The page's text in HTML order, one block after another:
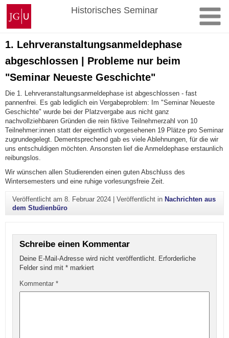
Zum
Inhalt
springen
Johannes
Gutenberg-
Universität
Mainz
Historisches Seminar
1. Lehrveranstaltungsanmeldephase
abgeschlossen | Probleme nur beim
"Seminar Neueste Geschichte"
Die 1. Lehrveranstaltungsanmeldephase ist abgeschlossen - fast
pannenfrei. Es gab lediglich ein Vergabeproblem: Im "Seminar Neueste
Geschichte" wurde bei der Platzvergabe aus nicht ganz
nachvollziehbaren Gründen die rein fiktive Teilnehmerzahl von 10
Teilnehmer:innen statt der eigentlich vorgesehenen 19 Plätze pro Seminar
zugrundegelegt. Dementsprechend gab es viele Ablehnungen, für die wir
uns entschuldigen möchten. Ansonsten lief die Anmeldephase erstaunlich
reibungslos.
Wir wünschen allen Studierenden einen guten Abschluss des
Wintersemesters und eine ruhige vorlesungsfreie Zeit.
Veröffentlicht am 8. Februar 2024| Veröffentlicht in Nachrichten aus
dem Studienbüro
Schreibe einen Kommentar
Deine E-Mail-Adresse wird nicht veröffentlicht.
Erforderliche
Felder sind mit *markiert
Kommentar *